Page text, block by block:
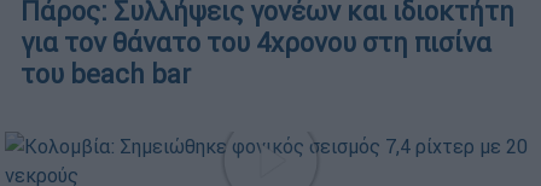
Πάρος: Συλλήψεις γονέων και ιδιοκτήτη
για τον θάνατο του 4χρονου στη πισίνα
του beach bar